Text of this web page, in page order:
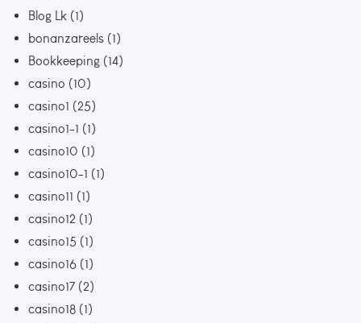
Blog Lk (1)
bonanzareels (1)
Bookkeeping (14)
casino (10)
casino1 (25)
casino1-1 (1)
casino10 (1)
casino10-1 (1)
casino11 (1)
casino12 (1)
casino15 (1)
casino16 (1)
casino17 (2)
casino18 (1)